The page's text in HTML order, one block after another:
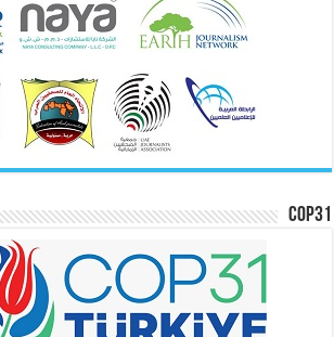
COP31